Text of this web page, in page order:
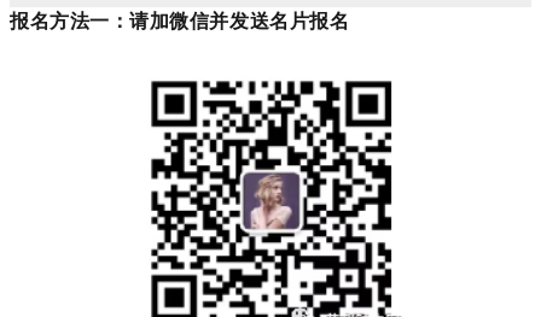
报名方法一：请加微信并发送名片报名